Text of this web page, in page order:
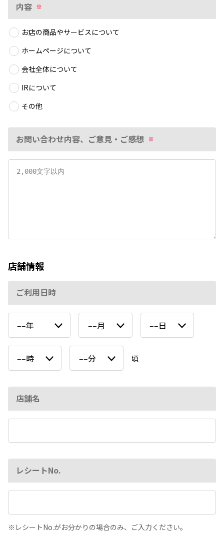
内容 ※
お店の商品やサービスについて
ホームページについて
会社全体について
IRについて
その他
お問い合わせ内容、ご意見・ご感想 ※
店舗情報
ご利用日時
‒‒年 ‒‒月 ‒‒日
‒‒時 ‒‒分 頃
店舗名
レシートNo.
レシートNo.がお分かりの場合のみ、ご入力ください。